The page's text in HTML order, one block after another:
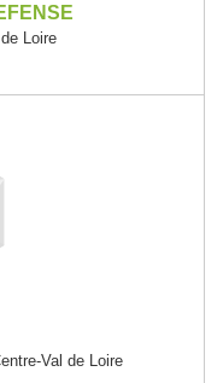
Loire
Val de Loire